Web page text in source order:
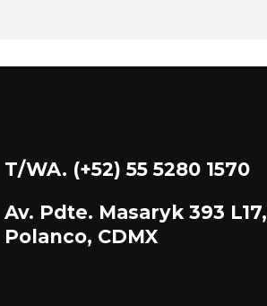
T/WA. (+52) 55 5280 1570
Av. Pdte. Masaryk 393 L17,
Polanco, CDMX